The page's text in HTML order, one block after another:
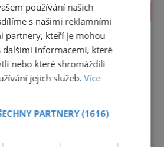
NA CESTY
krajKarlovarský kraj
krajLiberecký kraj
krajOlomoucký kraj
krajPlzeňský krajPraha
Zlínský kraj
používání našich
s našimi reklamními
partnery, kteří je mohou
dalšími informacemi, které
nebo které shromáždili
jejich služeb.Více
PARTNERY(1616)